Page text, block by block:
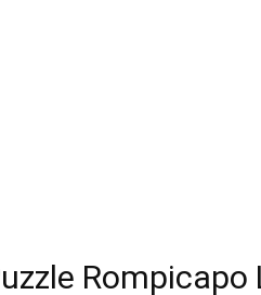
Rompicapo